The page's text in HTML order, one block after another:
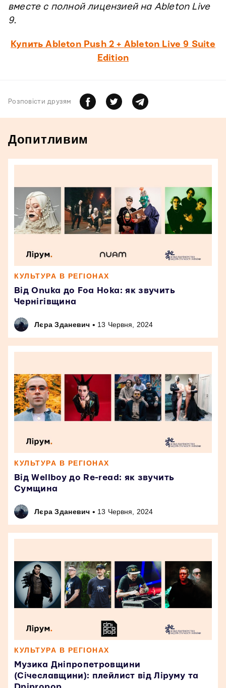
вместе с полной лицензией на Ableton Live
9.
Купить Ableton Push 2 + Ableton Live 9 Suite
Edition
Розповiсти друзям
Допитливим
КУЛЬТУРА В РЕГІОНАХ
Від Onuka до Foa Hoka: як звучить
Чернігівщина
Лєра Зданевич • 13 Червня, 2024
КУЛЬТУРА В РЕГІОНАХ
Від Wellboy до Re-read: як звучить
Сумщина
Лєра Зданевич • 13 Червня, 2024
КУЛЬТУРА В РЕГІОНАХ
Музика Дніпропетровщини
(Січеславщини): плейлист від Ліруму та